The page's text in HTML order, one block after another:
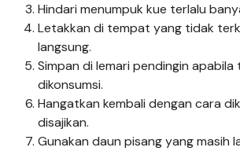
Hindari menumpuk kue terlalu
Letakkan di tempat yang tidak
langsung.
Simpan di lemari pendingin apabila
dikonsumsi.
Hangatkan kembali dengan cara
disajikan.
Gunakan daun pisang yang masih